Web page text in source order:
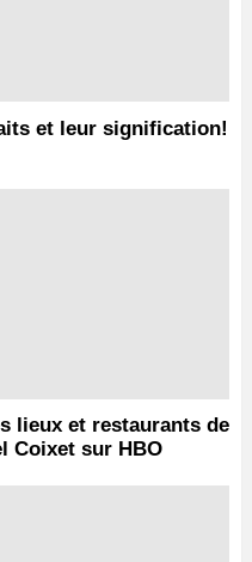
et leur signification!
lieux et restaurants de
Coixet sur HBO